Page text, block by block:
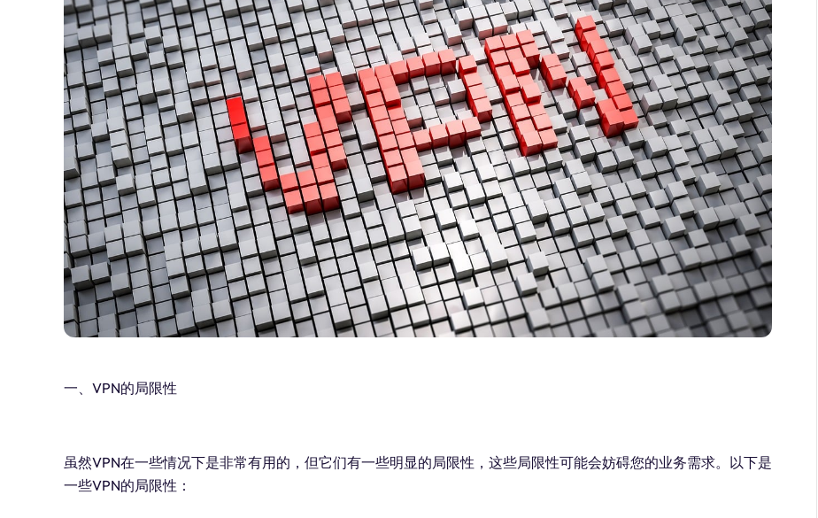
一、VPN的局限性
虽然VPN在一些情况下是非常有用的，但它们有一些明显的局限性，这些局限性可能会妨碍您的业务需求。以下是
一些VPN的局限性：